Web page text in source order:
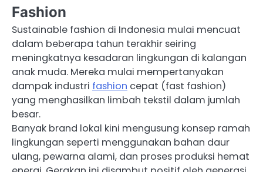
Fashion
Sustainable fashion di Indonesia mulai mencuat
dalam beberapa tahun terakhir seiring
meningkatnya kesadaran lingkungan di kalangan
anak muda. Mereka mulai mempertanyakan
dampak industri fashion cepat (fast fashion)
yang menghasilkan limbah tekstil dalam jumlah
besar.
Banyak brand lokal kini mengusung konsep ramah
lingkungan seperti menggunakan bahan daur
ulang, pewarna alami, dan proses produksi hemat